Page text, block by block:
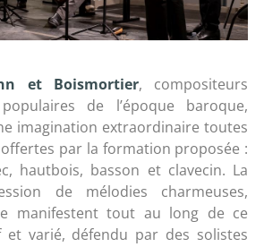
et Boismortier, compositeurs
de l’époque baroque,
imagination extraordinaire toutes
par la formation proposée :
hautbois, basson et clavecin. La
de mélodies charmeuses,
manifestent tout au long de ce
et varié, défendu par des solistes